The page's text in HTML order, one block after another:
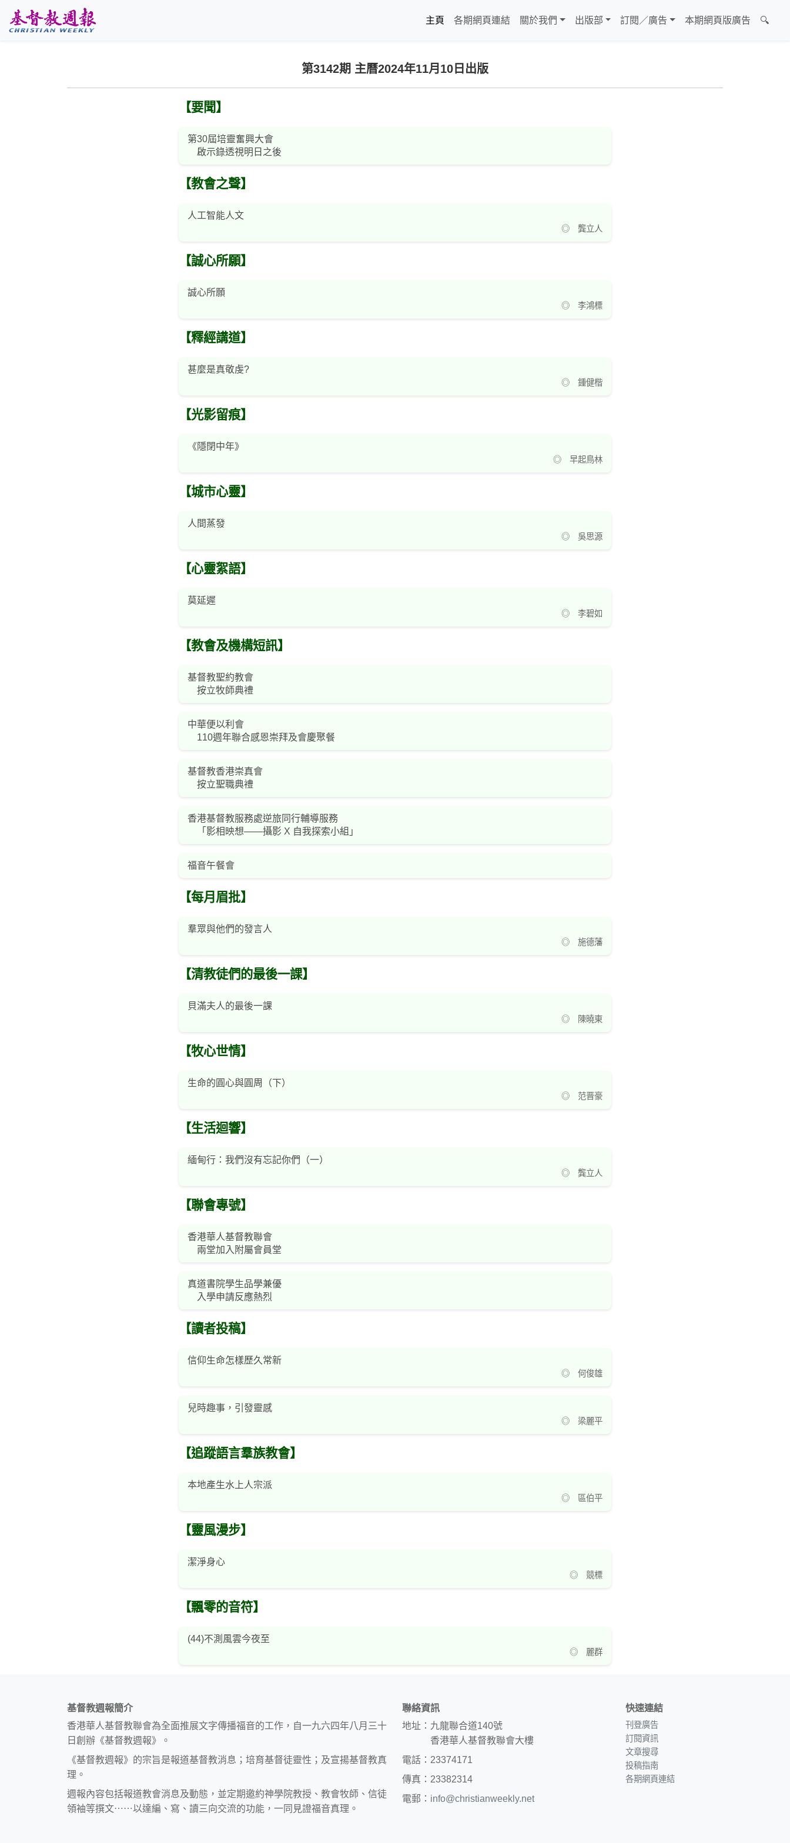
主頁
各期網頁連結 關於我們 出版部 訂閱／廣告 本期網頁版廣告 🔍
第3142期 主曆2024年11月10日出版
【要聞】
第30屆培靈奮興大會
啟示錄透視明日之後
【教會之聲】
人工智能人文
◎ 龔立人
【誠心所願】
誠心所願
◎ 李鴻標
【釋經講道】
甚麼是真敬虔?
◎ 鍾健楷
【光影留痕】
《隱閉中年》
◎ 早起鳥林
【城市心靈】
人間蒸發
◎ 吳思源
【心靈絮語】
莫延遲
◎ 李碧如
【教會及機構短訊】
基督教聖約教會
按立牧師典禮
中華便以利會
110週年聯合感恩崇拜及會慶聚餐
基督教香港崇真會
按立聖職典禮
香港基督教服務處逆旅同行輔導服務
「影相映想——攝影 X 自我探索小組」
福音午餐會
【每月眉批】
羣眾與他們的發言人
◎ 施德藩
【清教徒們的最後一課】
貝滿夫人的最後一課
◎ 陳曉東
【牧心世情】
生命的圓心與圓周（下）
◎ 范晋豪
【生活迴響】
緬甸行：我們沒有忘記你們（一）
◎ 龔立人
【聯會專號】
香港華人基督教聯會
兩堂加入附屬會員堂
真道書院學生品學兼優
入學申請反應熱烈
【讀者投稿】
信仰生命怎樣歷久常新
◎ 何俊雄
兒時趣事，引發靈感
◎ 梁麗平
【追蹤語言羣族教會】
本地產生水上人宗派
◎ 區伯平
【靈風漫步】
潔淨身心
◎ 競標
【飄零的音符】
(44)不測風雲今夜至
◎ 麗群
基督教週報簡介
香港華人基督教聯會為全面推展文字傳播福音的工作，自一九六四年八月三十
日創辦《基督教週報》。
《基督教週報》的宗旨是報道基督教消息；培育基督徒靈性；及宣揚基督教真
理。
週報內容包括報道教會消息及動態，並定期邀約神學院教授、教會牧師、信徒
領袖等撰文⋯⋯以達編、寫、讀三向交流的功能，一同見證福音真理。
聯絡資訊
地址：九龍聯合道140號
香港華人基督教聯會大樓
電話：23374171
傳真：23382314
電郵： info@christianweekly.net
快速連結
刊登廣告
訂閱資訊
文章搜尋
投稿指南
各期網頁連結